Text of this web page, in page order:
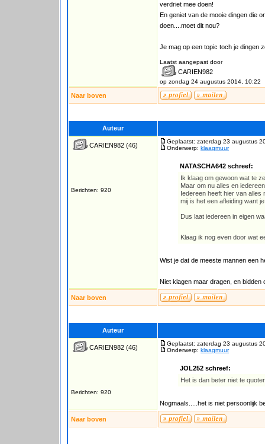
verdriet mee doen!
En geniet van de mooie dingen die
doen....moet dit nou?
Je mag op een topic toch je dingen
Laatst aangepast door
CARIEN982
op zondag 24 augustus 2014, 10:22
Naar boven
Auteur
CARIEN982 (46)
Berichten: 920
Geplaatst: zaterdag 23 augustus
Onderwerp: klaagmuur
NATASCHA642 schreef:
Ik klaag om gewoon wat te
Maar om nu alles en
Iedereen heeft hier van alles
mij is het een afleiding want
Dus laat iedereen in eigen
Klaag ik nog even door wat
Wist je dat de meeste mannen een
Niet klagen maar dragen, en bidden
Naar boven
Auteur
CARIEN982 (46)
Berichten: 920
Geplaatst: zaterdag 23 augustus
Onderwerp: klaagmuur
JOL252 schreef:
Het is dan beter niet te
Nogmaals.....het is niet persoonlijk
Naar boven